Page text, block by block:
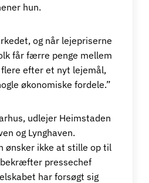
hun.
og når lejepriserne
får færre penge mellem
efter et nyt lejemål,
økonomiske fordele.”
udlejer Heimstaden
og Lynghaven.
ønsker ikke at stille op til
pressechef
har forsøgt sig